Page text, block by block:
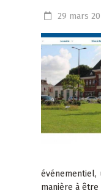
29 mars
événementiel,
manière à